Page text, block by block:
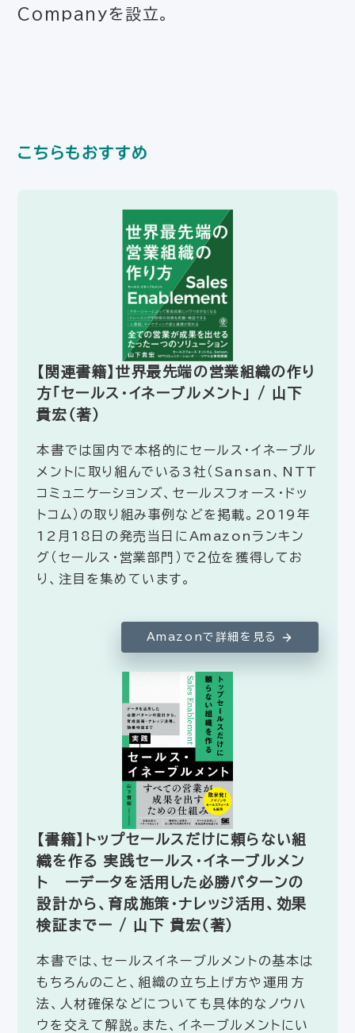
Companyを設立。
こちらもおすすめ
【関連書籍】世界最先端の営業組織の作り
方「セールス・イネーブルメント」 / 山下
貴宏（著）
本書では国内で本格的にセールス・イネーブル
メントに取り組んでいる3社（Sansan、NTT
コミュニケーションズ、セールスフォース・ドッ
トコム）の取り組み事例などを掲載。2019年
12月18日の発売当日にAmazonランキン
グ（セールス・営業部門）で２位を獲得してお
り、注目を集めています。
Amazonで詳細を見る
【書籍】トップセールスだけに頼らない組
織を作る 実践セールス・イネーブルメン
ト ーデータを活用した必勝パターンの
設計から、育成施策・ナレッジ活用、効果
検証までー / 山下 貴宏（著）
本書では、セールスイネーブルメントの基本は
もちろんのこと、組織の立ち上げ方や運用方
法、人材確保などについても具体的なノウハ
ウを交えて解説。また、イネーブルメントにい